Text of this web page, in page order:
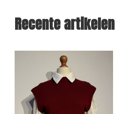
Recente artikelen